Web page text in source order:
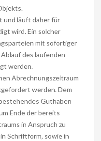
und läuft daher für
wird. Ein solcher
mit sofortiger
des laufenden
werden.
Abrechnungszeitraum
werden. Dem
Guthaben
Ende der bereits
in Anspruch zu
Schriftform, sowie in